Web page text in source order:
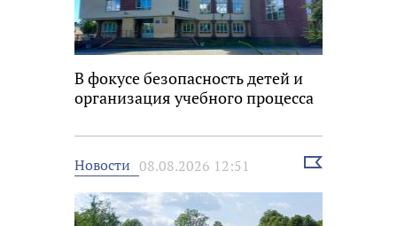
В фокусе безопасность детей и
организация учебного процесса
Новости 08.08.2026 12:51
Выбрать